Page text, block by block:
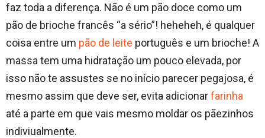
faz toda a diferença. Não é um pão doce como um
pão de brioche francês “a sério”! heheheh, é qualquer
coisa entre um pão de leite português e um brioche! A
massa tem uma hidratação um pouco elevada, por
isso não te assustes se no início parecer pegajosa, é
mesmo assim que deve ser, evita adicionarfarinha
até a parte em que vais mesmo moldar os pãezinhos
indiviualmente.